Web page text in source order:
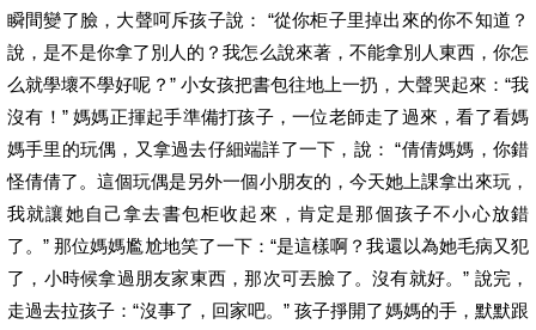
瞬間變了臉，大聲呵斥孩子說： “從你柜子里掉出來的你不知道？
說，是不是你拿了別人的？我怎么說來著，不能拿別人東西，你怎
么就學壞不學好呢？” 小女孩把書包往地上一扔，大聲哭起來：“我
沒有！” 媽媽正揮起手準備打孩子，一位老師走了過來，看了看媽
媽手里的玩偶，又拿過去仔細端詳了一下，說： “倩倩媽媽，你錯
怪倩倩了。這個玩偶是另外一個小朋友的，今天她上課拿出來玩，
我就讓她自己拿去書包柜收起來，肯定是那個孩子不小心放錯
了。” 那位媽媽尷尬地笑了一下：“是這樣啊？我還以為她毛病又犯
了，小時候拿過朋友家東西，那次可丟臉了。沒有就好。” 說完，
走過去拉孩子：“沒事了，回家吧。” 孩子掙開了媽媽的手，默默跟